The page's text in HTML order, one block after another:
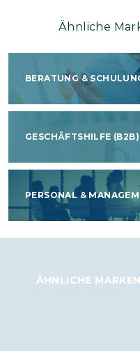
Ähnliche
BERATUNG &
GESCHÄFTSHILFE (B2B)
PERSONAL &
ÄHNLICHE